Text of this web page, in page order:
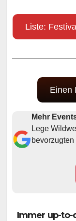
Liste:
Einen
Mehr
Lege
Immer up-